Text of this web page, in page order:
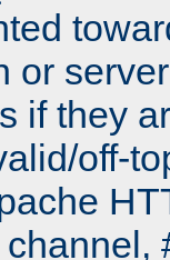
or
if they
off-